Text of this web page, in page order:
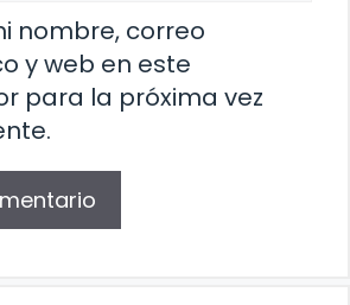
nombre, correo
y web en este
para la próxima vez